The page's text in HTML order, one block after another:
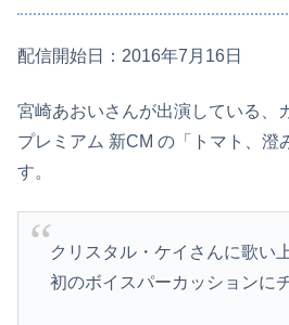
配信開始日：2016年7月16日
宮崎あおいさんが出演している、
プレミアム 新CM の「トマト、澄
す。
クリスタル・ケイさんに歌い
初のボイスパーカッションに